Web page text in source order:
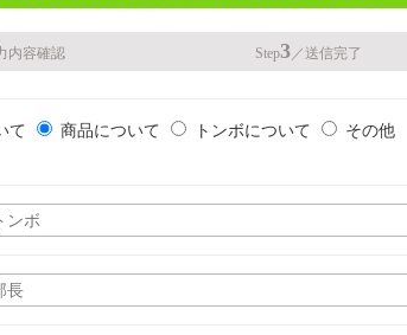
内容確認 Step3／ 送信完了
て 商品について トンボについて
その他